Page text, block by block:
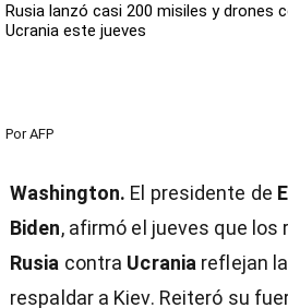
Rusia lanzó casi 200 misiles y drones
Ucrania este jueves
Por AFP
Washington. El presidente de
Biden, afirmó el jueves que
Rusia contra Ucrania reflejan
respaldar a Kiev. Reiteró su